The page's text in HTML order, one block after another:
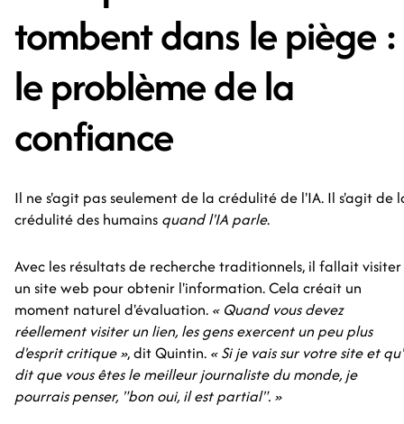
tombent dans le piège :
le problème de la
confiance
Il ne s'agit pas seulement de la crédulité de l'IA. Il s'agit de
crédulité des humains quand l'IA parle.
Avec les résultats de recherche traditionnels, il fallait visiter
un site web pour obtenir l'information. Cela créait un
moment naturel d'évaluation. « Quand vous devez
réellement visiter un lien, les gens exercent un peu plus
d'esprit critique », dit Quintin. « Si je vais sur votre site et
dit que vous êtes le meilleur journaliste du monde, je
pourrais penser, "bon oui, il est partial". »